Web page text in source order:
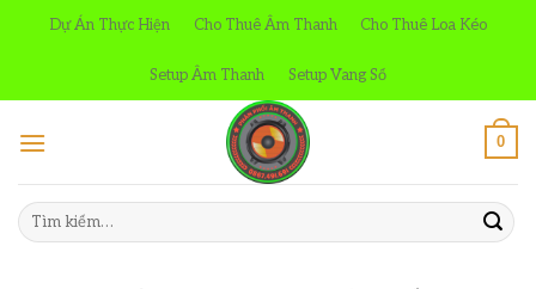
Dự Án Thực Hiện Cho Thuê Âm Thanh Cho Thuê Loa Kéo
Setup Âm Thanh Setup Vang Số
0
Tìm
kiếm: